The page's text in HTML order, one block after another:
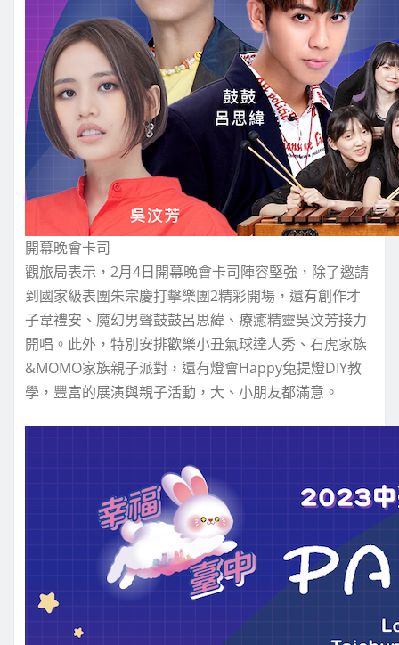
開幕晚會卡司
觀旅局表示，2月4日開幕晚會卡司陣容堅強，除了邀請
到國家級表團朱宗慶打擊樂團2精彩開場，還有創作才
子韋禮安、魔幻男聲鼓鼓呂思緯、療癒精靈吳汶芳接力
開唱。此外，特別安排歡樂小丑氣球達人秀、石虎家族
&MOMO家族親子派對，還有燈會Happy兔提燈DIY教
學，豐富的展演與親子活動，大、小朋友都滿意。